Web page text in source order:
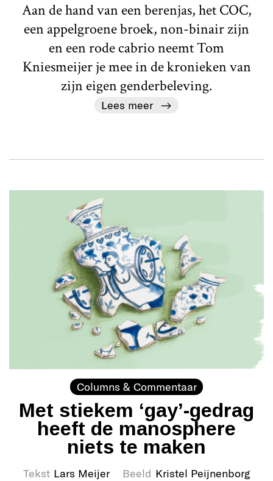
Aan de hand van een berenjas, het COC,
een appelgroene broek, non-binair zijn
en een rode cabrio neemt Tom
Kniesmeijer je mee in de kronieken van
zijn eigen genderbeleving.
Lees meer
Columns & Commentaar
Met stiekem ‘gay’-gedrag
heeft de manosphere
niets te maken
Tekst Lars Meijer Beeld Kristel Peijnenborg